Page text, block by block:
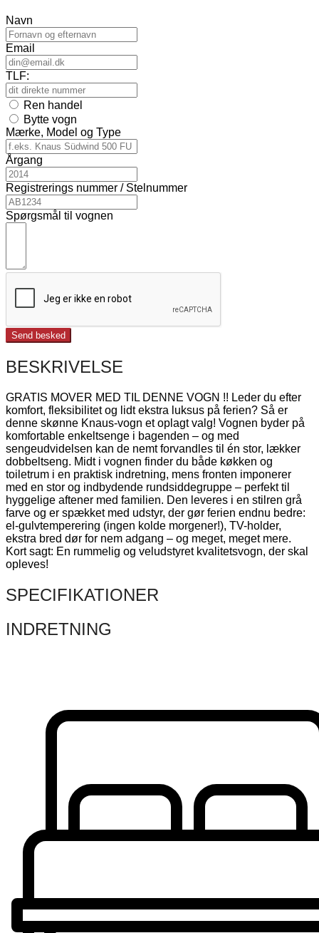
Navn
Email
TLF:
Ren handel
Bytte vogn
Mærke, Model og Type
Årgang
Registrerings nummer / Stelnummer
Spørgsmål til vognen
Send besked
BESKRIVELSE
GRATIS MOVER MED TIL DENNE VOGN !! Leder du efter
komfort, fleksibilitet og lidt ekstra luksus på ferien? Så er
denne skønne Knaus-vogn et oplagt valg! Vognen byder på
komfortable enkeltsenge i bagenden – og med
sengeudvidelsen kan de nemt forvandles til én stor, lækker
dobbeltseng. Midt i vognen finder du både køkken og
toiletrum i en praktisk indretning, mens fronten imponerer
med en stor og indbydende rundsiddegruppe – perfekt til
hyggelige aftener med familien. Den leveres i en stilren grå
farve og er spækket med udstyr, der gør ferien endnu bedre:
el-gulvtemperering (ingen kolde morgener!), TV-holder,
ekstra bred dør for nem adgang – og meget, meget mere.
Kort sagt: En rummelig og veludstyret kvalitetsvogn, der skal
opleves!
SPECIFIKATIONER
INDRETNING